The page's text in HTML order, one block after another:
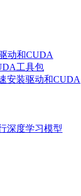
动和CUDA
工具包
安装驱动和CUDA
深度学习模型